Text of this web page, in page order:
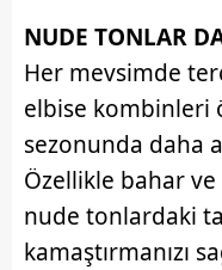
NUDE TONLAR
Her mevsimde
elbise kombinleri
sezonunda daha
Özellikle bahar ve
nude tonlardaki
kamaştırmanızı